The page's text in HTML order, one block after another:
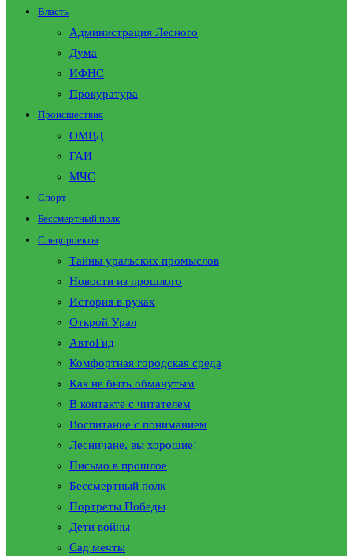
Власть
Администрация Лесного
Дума
ИФНС
Прокуратура
Происшествия
ОМВД
ГАИ
МЧС
Спорт
Бессмертный полк
Спецпроекты
Тайны уральских промыслов
Новости из прошлого
История в руках
Открой Урал
АвтоГид
Комфортная городская среда
Как не быть обманутым
В контакте с читателем
Воспитание с пониманием
Лесничане, вы хорошие!
Письмо в прошлое
Бессмертный полк
Портреты Победы
Дети войны
Сад мечты